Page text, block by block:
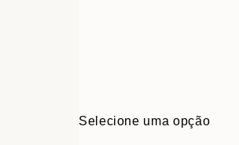
Selecione uma opção